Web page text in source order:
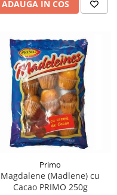
ADAUGA IN COS
Primo
Magdalene (Madlene) cu
Cacao PRIMO 250g